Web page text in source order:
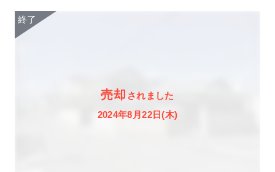
売却 されました
2024年8月22日(木)